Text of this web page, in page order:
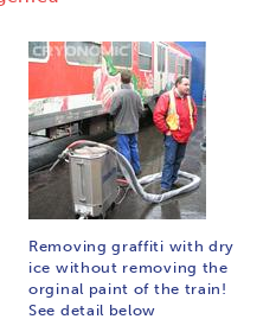
Removing graffiti with dry
ice without removing the
orginal paint of the train!
See detail below